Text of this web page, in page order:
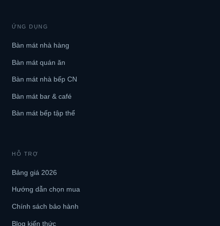
ỨNG DỤNG
Bàn mát nhà hàng
Bàn mát quán ăn
Bàn mát nhà bếp CN
Bàn mát bar & café
Bàn mát bếp tập thể
HỖ TRỢ
Bảng giá 2026
Hướng dẫn chọn mua
Chính sách bảo hành
Blog kiến thức